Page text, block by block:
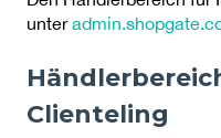
unter
Clienteling